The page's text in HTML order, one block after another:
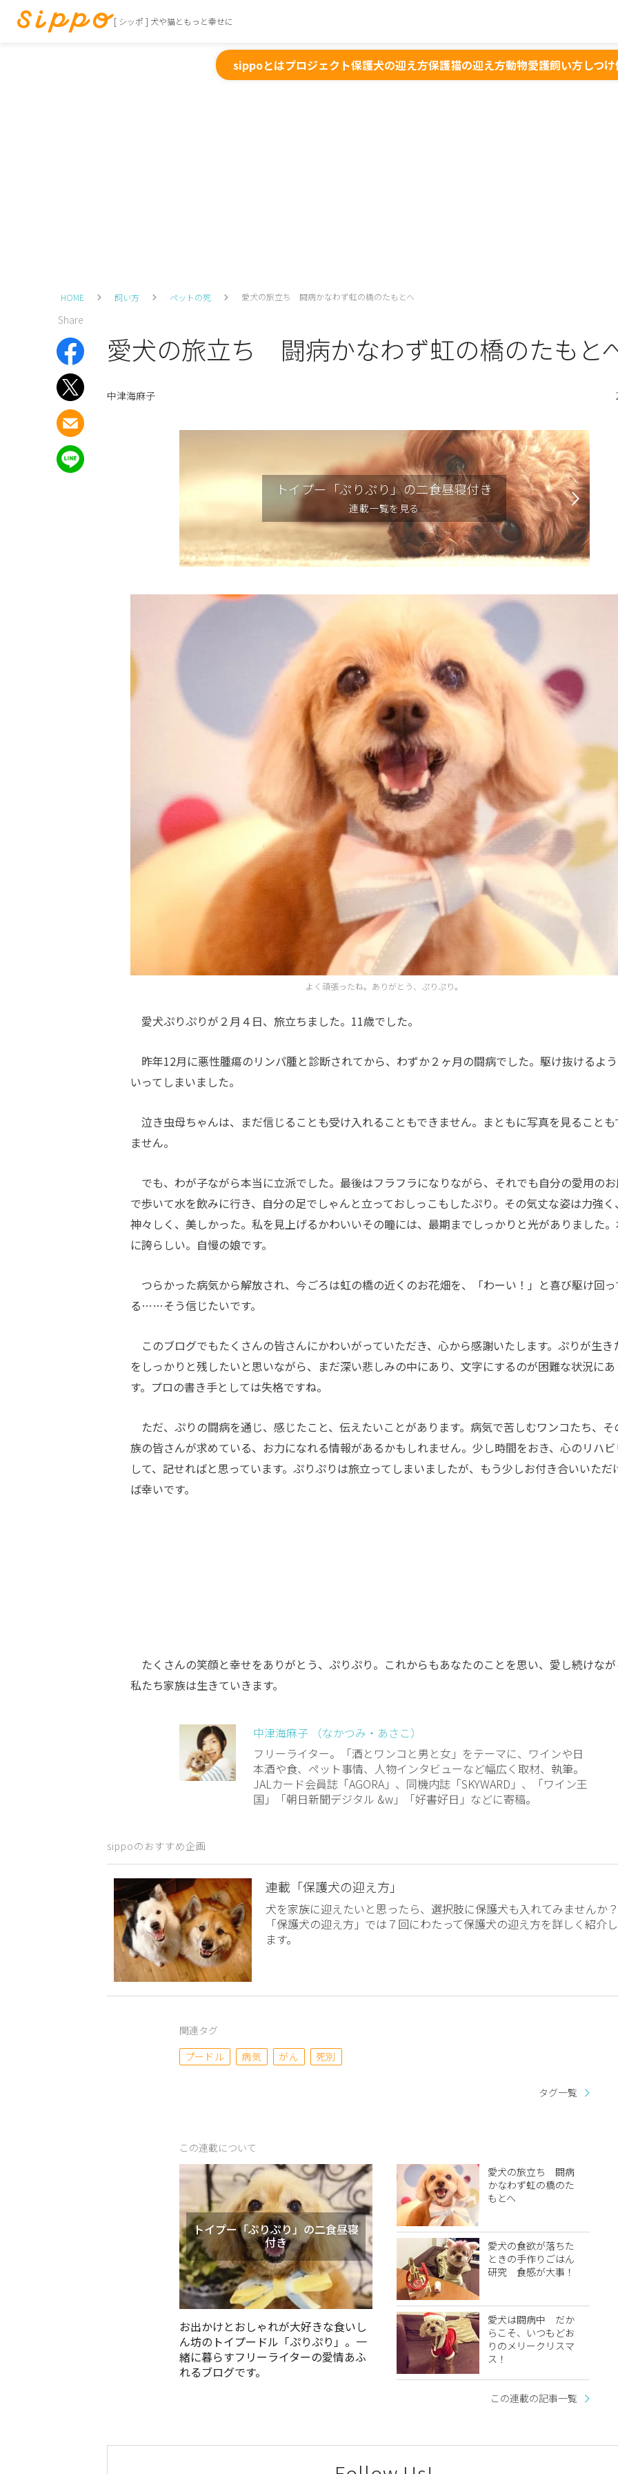
[ シッポ ] 犬や猫ともっと幸せに
sippoとはプロジェクト保護犬の迎え方保護猫の迎え方動物愛護飼い方しつけ
HOME 飼い方 ペットの死 愛犬の旅立ち 闘病かなわず虹の橋のたもとへ
Share
愛犬の旅立ち 闘病かなわず虹の橋のたもと
中津海麻子
トイプー「ぷりぷり」の二食昼寝付き
連載一覧を見る
よく頑張ったね。ありがとう、ぷりぷり。
愛犬ぷりぷりが２月４日、旅立ちました。11歳でした。
昨年12月に悪性腫瘍のリンパ腫と診断されてから、わずか２ヶ月の闘病でした。駆け抜けるよ
いってしまいました。
泣き虫母ちゃんは、まだ信じることも受け入れることもできません。まともに写真を見ることも
ません。
でも、わが子ながら本当に立派でした。最後はフラフラになりながら、それでも自分の愛用の
で歩いて水を飲みに行き、自分の足でしゃんと立っておしっこもしたぷり。その気丈な姿は力強く
神々しく、美しかった。私を見上げるかわいいその瞳には、最期までしっかりと光がありました
に誇らしい。自慢の娘です。
つらかった病気から解放され、今ごろは虹の橋の近くのお花畑を、「わーい！」と喜び駆け回
る……そう信じたいです。
このブログでもたくさんの皆さんにかわいがっていただき、心から感謝いたします。ぷりが生き
をしっかりと残したいと思いながら、まだ深い悲しみの中にあり、文字にするのが困難な状況に
す。プロの書き手としては失格ですね。
ただ、ぷりの闘病を通じ、感じたこと、伝えたいことがあります。病気で苦しむワンコたち、そ
族の皆さんが求めている、お力になれる情報があるかもしれません。少し時間をおき、心のリハ
して、記せればと思っています。ぷりぷりは旅立ってしまいましたが、もう少しお付き合いいただ
ば幸いです。
たくさんの笑顔と幸せをありがとう、ぷりぷり。これからもあなたのことを思い、愛し続けな
私たち家族は生きていきます。
中津海麻子 （なかつみ・あさこ）
フリーライター。「酒とワンコと男と女」をテーマに、ワインや日
本酒や食、ペット事情、人物インタビューなど幅広く取材、執筆。
JALカード会員誌「AGORA」、同機内誌「SKYWARD」、「ワイン王
国」「朝日新聞デジタル &w」「好書好日」などに寄稿。
sippoのおすすめ企画
連載「保護犬の迎え方」
犬を家族に迎えたいと思ったら、選択肢に保護犬も入れてみませんか
「保護犬の迎え方」では７回にわたって保護犬の迎え方を詳しく紹介
ます。
関連タグ
プードル
病気 がん 死別
タグ一覧
この連載について
トイプー「ぷりぷり」の二食昼寝
付き
お出かけとおしゃれが大好きな食いし
ん坊のトイプードル「ぷりぷり」。一
緒に暮らすフリーライターの愛情あふ
れるブログです。
愛犬の旅立ち 闘病
かなわず虹の橋のた
もとへ
愛犬の食欲が落ちた
ときの手作りごはん
研究 食感が大事！
愛犬は闘病中 だか
らこそ、いつもどお
りのメリークリスマ
ス！
この連載の記事一覧